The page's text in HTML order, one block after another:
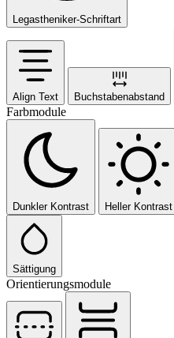
Legastheniker-Schriftart
Align Text Buchstabenabstand
Farbmodule
Dunkler Kontrast Heller Kontrast
Sättigung
Orientierungsmodule